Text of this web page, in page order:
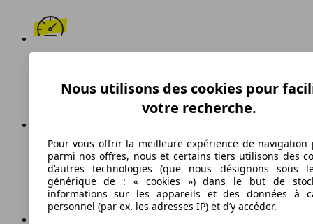
Vitesse maximale
Essence
Carburant
Nous utilisons des cookies pour
votre recherche.
Pour vous offrir la meilleure expérience de navigation
parmi nos offres, nous et certains tiers utilisons des
d’autres technologies (que nous désignons sous
générique de : « cookies ») dans le but de
informations sur les appareils et des données à
personnel (par ex. les adresses IP) et d’y accéder.